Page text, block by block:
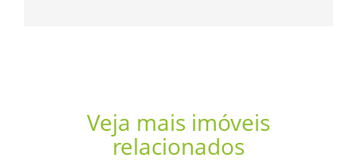
Veja mais imóveis
relacionados